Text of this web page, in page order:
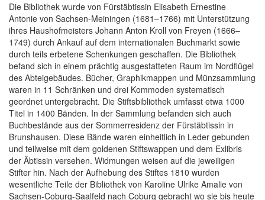
Die Bibliothek wurde von Fürstäbtissin Elisabeth Ernestine
Antonie von Sachsen-Meiningen (1681–1766) mit Unterstützung
ihres Haushofmeisters Johann Anton Kroll von Freyen (1666–
1749) durch Ankauf auf dem internationalen Buchmarkt sowie
durch teils erbetene Schenkungen geschaffen. Die Bibliothek
befand sich in einem prächtig ausgestatteten Raum im Nordflügel
des Abteigebäudes. Bücher, Graphikmappen und Münzsammlung
waren in 11 Schränken und drei Kommoden systematisch
geordnet untergebracht. Die Stiftsbibliothek umfasst etwa 1000
Titel in 1400 Bänden. In der Sammlung befanden sich auch
Buchbestände aus der Sommerresidenz der Fürstäbtissin in
Brunshausen. Diese Bände waren einheitlich in Leder gebunden
und teilweise mit dem goldenen Stiftswappen und dem Exlibris
der Äbtissin versehen. Widmungen weisen auf die jeweiligen
Stifter hin. Nach der Aufhebung des Stiftes 1810 wurden
wesentliche Teile der Bibliothek von Karoline Ulrike Amalie von
Sachsen-Coburg-Saalfeld nach Coburg gebracht wo sie bis heute